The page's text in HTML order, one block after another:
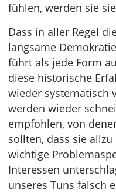
fühlen, werden sie
Dass in aller Regel
langsame
führt als jede Form
diese historische
wieder systematisch
werden wieder
empfohlen, von
sollten, dass sie
wichtige
Interessen
unseres Tuns falsch